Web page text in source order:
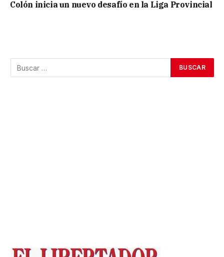
Colón inicia un nuevo desafío en la Liga Provincial